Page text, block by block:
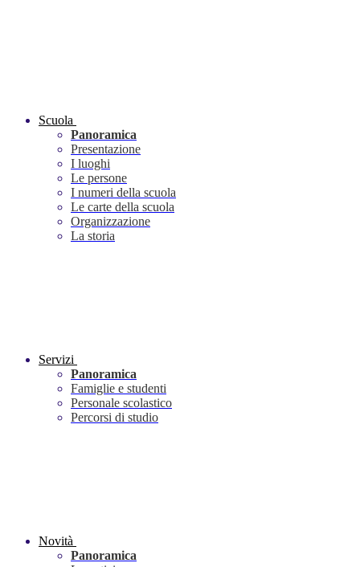
Scuola
Panoramica
Presentazione
I luoghi
Le persone
I numeri della scuola
Le carte della scuola
Organizzazione
La storia
Servizi
Panoramica
Famiglie e studenti
Personale scolastico
Percorsi di studio
Novità
Panoramica